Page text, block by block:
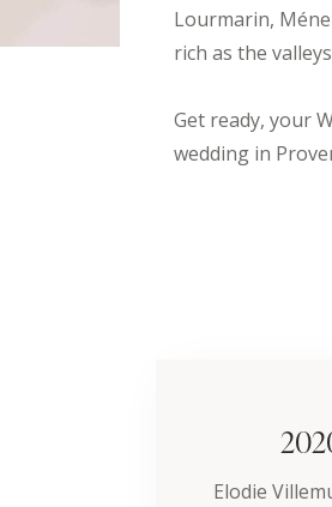
Lourmarin,
rich as the
Get ready, your
wedding in
Elodie